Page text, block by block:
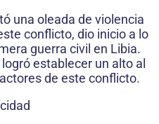
una oleada de violencia
conflicto, dio inicio a lo
guerra civil en Libia.
establecer un alto al
de este conflicto.